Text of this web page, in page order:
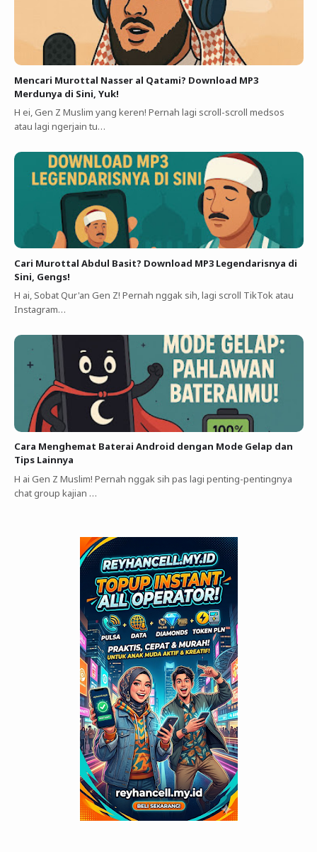
Mencari Murottal Nasser al Qatami? Download MP3
Merdunya di Sini, Yuk!
H ei, Gen Z Muslim yang keren! Pernah lagi scroll-scroll medsos
atau lagi ngerjain tu…
Cari Murottal Abdul Basit? Download MP3 Legendarisnya di
Sini, Gengs!
H ai, Sobat Qur'an Gen Z! Pernah nggak sih, lagi scroll TikTok atau
Instagram…
Cara Menghemat Baterai Android dengan Mode Gelap dan
Tips Lainnya
H ai Gen Z Muslim! Pernah nggak sih pas lagi penting-pentingnya
chat group kajian …